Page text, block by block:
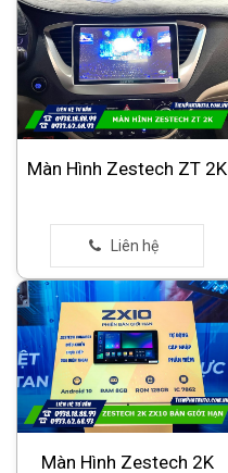
Màn Hình Zestech ZT 2K
Màn Hình Zestech 2K